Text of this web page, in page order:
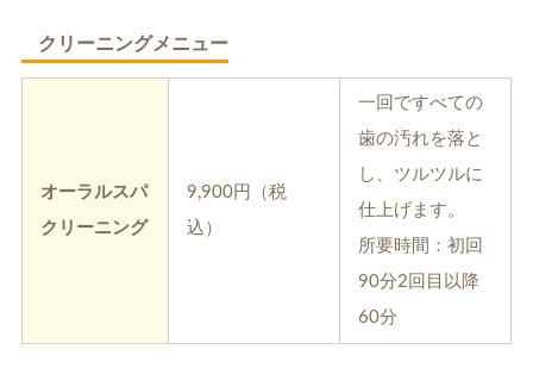
クリーニングメニュー
オーラルスパ
クリーニング
9,900円（税
込）
一回ですべての
歯の汚れを落と
し、ツルツルに
仕上げます。
所要時間：初回
90分2回目以降
60分